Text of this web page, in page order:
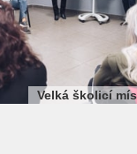
Velká školicí